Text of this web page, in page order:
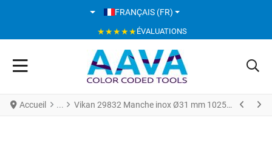
SÉLECTIONNEZ VOTRE LANGUE
FRANÇAIS (FR)
★★★★★ÉVALUATIONS
Accueil Vikan 29832 Manche inox Ø31 mm 1025 mm Vert